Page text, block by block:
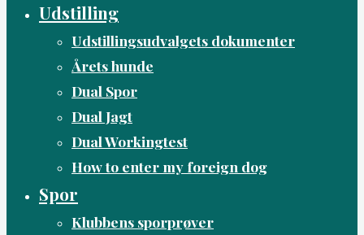
Udstilling
Udstillingsudvalgets dokumenter
Årets hunde
Dual Spor
Dual Jagt
Dual Workingtest
How to enter my foreign dog
Spor
Klubbens sporprøver